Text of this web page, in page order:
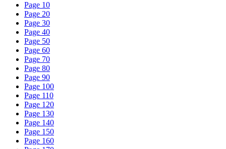
Page 10
Page 20
Page 30
Page 40
Page 50
Page 60
Page 70
Page 80
Page 90
Page 100
Page 110
Page 120
Page 130
Page 140
Page 150
Page 160